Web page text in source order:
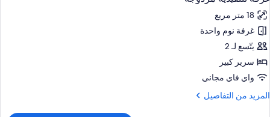
جميع
صور
غرفة
تننفيذية
مزدوجة
18 متر مربع
غرفة نوم واحدة
يتّسع لـ 2
سرير كبير
واي فاي مجاني
المزيد من التفاصيل
المزيد